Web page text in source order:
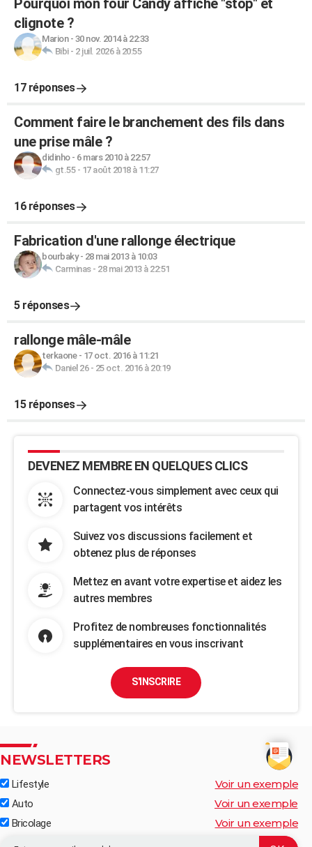
Pourquoi mon four Candy affiche "stop" et
clignote ?
Marion- 30 nov. 2014 à 22:33
Bibi- 2 juil. 2026 à 20:55
17 réponses
Comment faire le branchement des fils dans
une prise mâle ?
didinho- 6 mars 2010 à 22:57
gt.55- 17 août 2018 à 11:27
16 réponses
Fabrication d'une rallonge électrique
bourbaky- 28 mai 2013 à 10:03
Carminas- 28 mai 2013 à 22:51
5 réponses
rallonge mâle-mâle
terkaone- 17 oct. 2016 à 11:21
Daniel 26- 25 oct. 2016 à 20:19
15 réponses
DEVENEZ MEMBRE EN QUELQUES CLICS
Connectez-vous simplement avec ceux qui
partagent vos intérêts
Suivez vos discussions facilement et
obtenez plus de réponses
Mettez en avant votre expertise et aidez les
autres membres
Profitez de nombreuses fonctionnalités
supplémentaires en vous inscrivant
S'INSCRIRE
NEWSLETTERS
Lifestyle Voir un exemple
Auto Voir un exemple
Bricolage Voir un exemple